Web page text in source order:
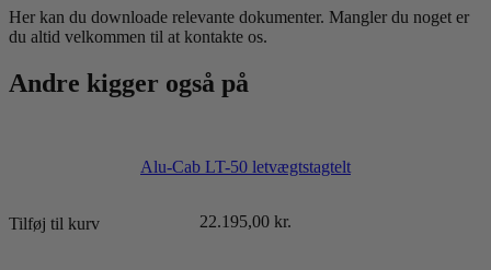
Her kan du downloade relevante dokumenter. Mangler du noget er
du altid velkommen til at kontakte os.
Andre kigger også på
Alu-Cab LT-50 letvægtstagtelt
22.195,00 kr.
Tilføj til kurv